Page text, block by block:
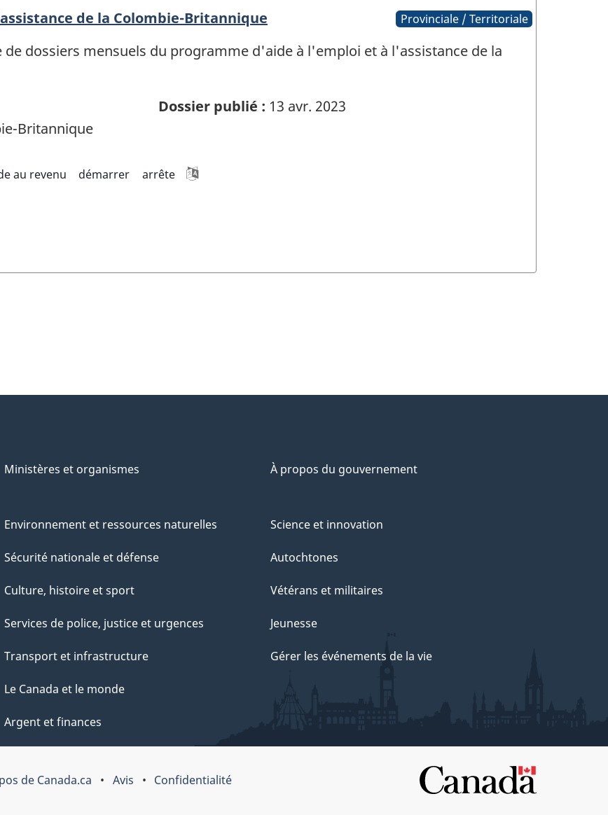
de la Colombie-Britannique Provinciale / Territoriale
dossiers mensuels du programme d'aide à l'emploi et à l'assistance de la
Dossier publié : 13 avr. 2023
Britannique
au revenu démarrer arrête
Ministères et organismes À propos du gouvernement
Environnement et ressources naturelles
Sécurité nationale et défense
Culture, histoire et sport
Services de police, justice et urgences
Transport et infrastructure
Le Canada et le monde
Argent et finances
Science et innovation
Autochtones
Vétérans et militaires
Jeunesse
Gérer les événements de la vie
de Canada.ca Avis Confidentialité